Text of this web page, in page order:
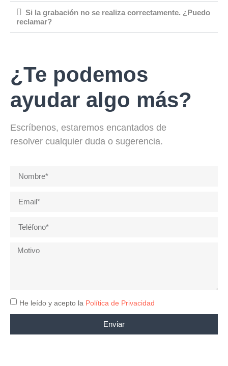
Si la grabación no se realiza correctamente. ¿Puedo
reclamar?
¿Te podemos
ayudar algo más?
Escríbenos, estaremos encantados de
resolver cualquier duda o sugerencia.
He leído y acepto la Política de Privacidad
Enviar